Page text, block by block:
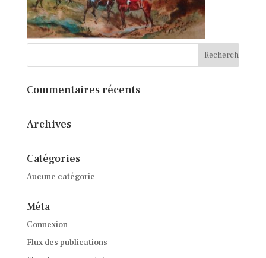
Commentaires récents
Archives
Catégories
Aucune catégorie
Méta
Connexion
Flux des publications